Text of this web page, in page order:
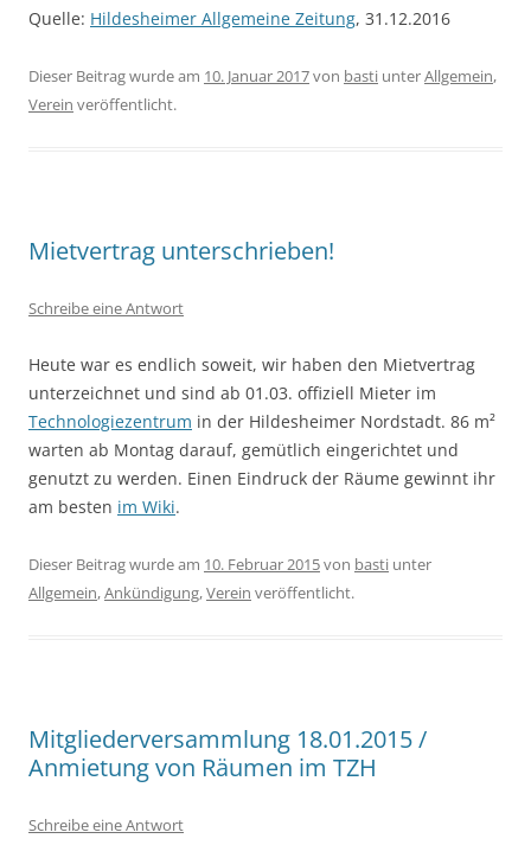
Quelle: Hildesheimer Allgemeine Zeitung, 31.12.2016
Dieser Beitrag wurde am 10. Januar 2017von basti unterAllgemein,
Verein veröffentlicht.
Mietvertrag unterschrieben!
Schreibe eine Antwort
Heute war es endlich soweit, wir haben den Mietvertrag
unterzeichnet und sind ab 01.03. offiziell Mieter im
Technologiezentrum in der Hildesheimer Nordstadt. 86 m²
warten ab Montag darauf, gemütlich eingerichtet und
genutzt zu werden. Einen Eindruck der Räume gewinnt ihr
am besten im Wiki.
Dieser Beitrag wurde am 10. Februar 2015von basti unter
Allgemein,Ankündigung,Verein veröffentlicht.
Mitgliederversammlung 18.01.2015 /
Anmietung von Räumen im TZH
Schreibe eine Antwort